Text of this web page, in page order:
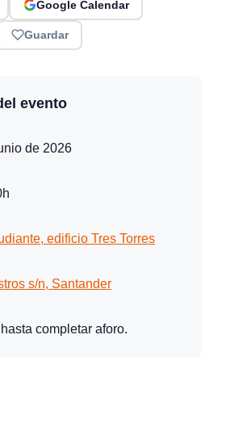
Google Calendar
Guardar
evento
de 2026
edificio Tres Torres
s/n, Santander
completar aforo.